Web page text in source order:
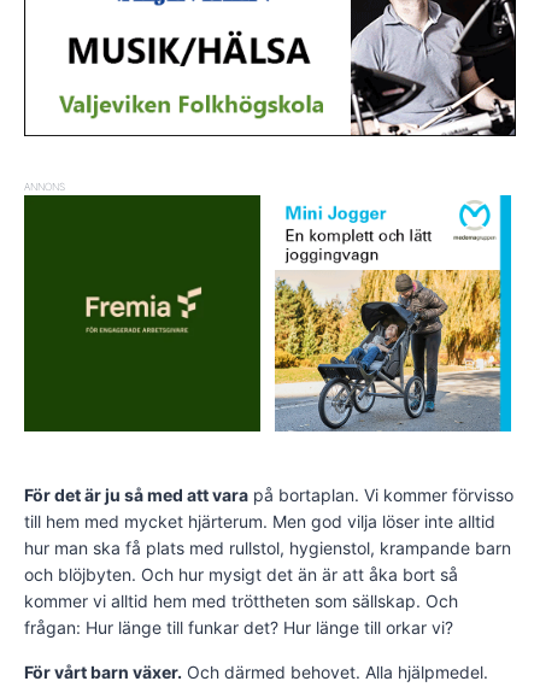
ANNONS
För det är ju så med att vara på bortaplan. Vi kommer förvisso
till hem med mycket hjärterum. Men god vilja löser inte alltid
hur man ska få plats med rullstol, hygienstol, krampande barn
och blöjbyten. Och hur mysigt det än är att åka bort så
kommer vi alltid hem med tröttheten som sällskap. Och
frågan: Hur länge till funkar det? Hur länge till orkar vi?
För vårt barn växer. Och därmed behovet. Alla hjälpmedel.